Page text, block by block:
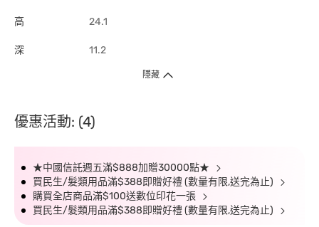
高 24.1
深 11.2
隱藏
優惠活動: (4)
★中國信託週五滿$888加贈30000點★
買民生/髮類用品滿$388即贈好禮 (數量有限,送完為止)
購買全店商品滿$100送數位印花一張
買民生/髮類用品滿$388即贈好禮 (數量有限,送完為止)